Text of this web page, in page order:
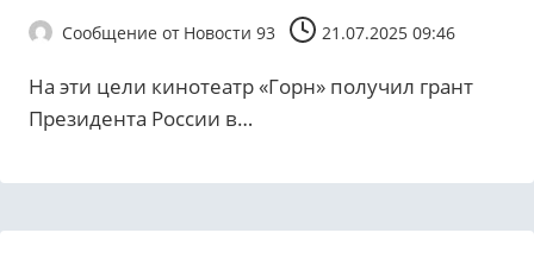
Сообщение от Новости 93 21.07.2025 09:46
На эти цели кинотеатр «Горн» получил грант
Президента России в…